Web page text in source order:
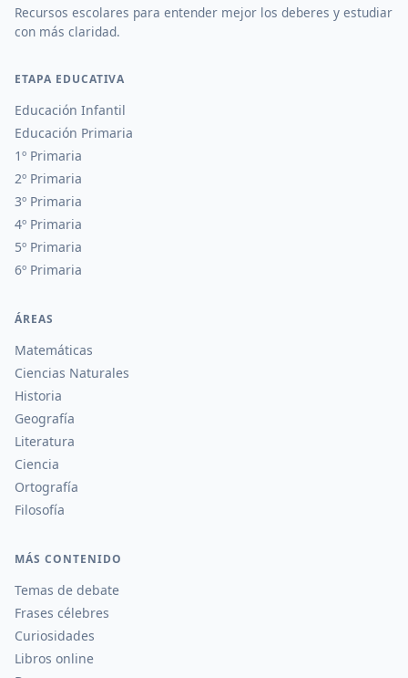
Recursos escolares para entender mejor los deberes y estudiar
con más claridad.
ETAPA EDUCATIVA
Educación Infantil
Educación Primaria
1º Primaria
2º Primaria
3º Primaria
4º Primaria
5º Primaria
6º Primaria
ÁREAS
Matemáticas
Ciencias Naturales
Historia
Geografía
Literatura
Ciencia
Ortografía
Filosofía
MÁS CONTENIDO
Temas de debate
Frases célebres
Curiosidades
Libros online